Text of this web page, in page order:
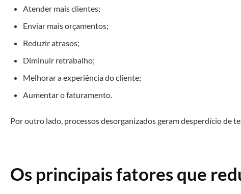
Atender mais clientes;
Enviar mais orçamentos;
Reduzir atrasos;
Diminuir retrabalho;
Melhorar a experiência do cliente;
Aumentar o faturamento.
Por outro lado, processos desorganizados geram desperdício de
Os principais fatores que